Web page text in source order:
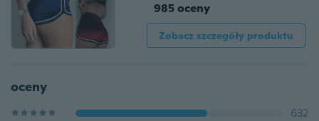
985 oceny
Zobacz szczegóły produktu
oceny
632